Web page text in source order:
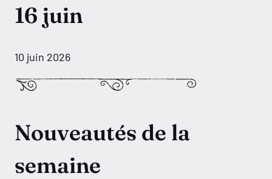
16 juin
10 juin 2026
Nouveautés de la
semaine